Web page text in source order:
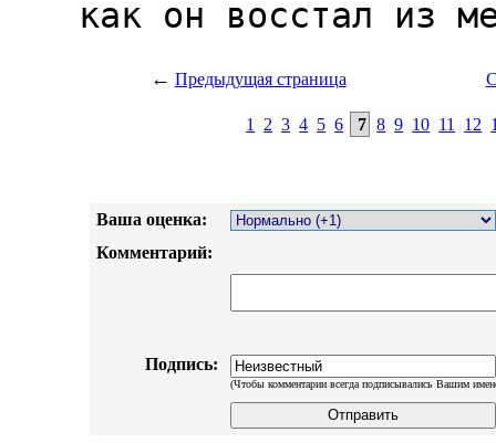
← Предыдущая страница
1 2 3 4 5 6 7 8 9 10 11 12
Ваша оценка:
Комментарий:
Подпись:
(Чтобы комментарии всегда подписывались Вашим